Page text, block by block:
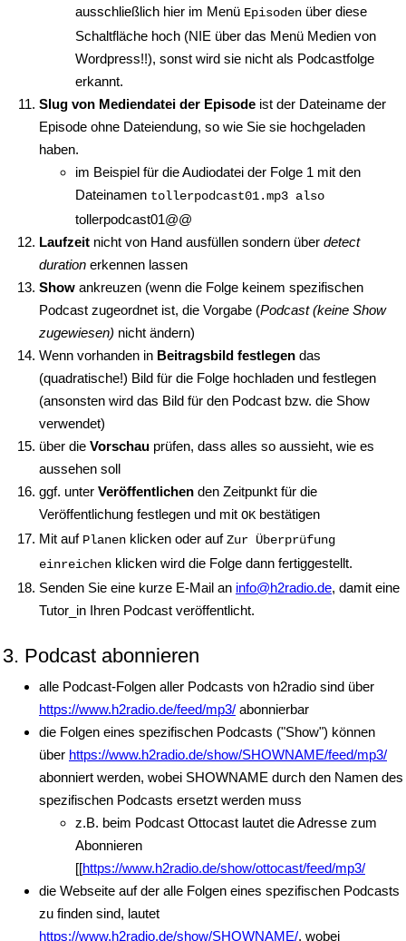
ausschließlich hier im Menü Episoden über diese
Schaltfläche hoch (NIE über das Menü Medien von
Wordpress!!), sonst wird sie nicht als Podcastfolge
erkannt.
Slug von Mediendatei der Episode ist der Dateiname der
Episode ohne Dateiendung, so wie Sie sie hochgeladen
haben.
im Beispiel für die Audiodatei der Folge 1 mit den
Dateinamen tollerpodcast01.mp3 also
tollerpodcast01@@
Laufzeit nicht von Hand ausfüllen sondern über detect
duration erkennen lassen
Show ankreuzen (wenn die Folge keinem spezifischen
Podcast zugeordnet ist, die Vorgabe (Podcast (keine Show
zugewiesen) nicht ändern)
Wenn vorhanden in Beitragsbild festlegen das
(quadratische!) Bild für die Folge hochladen und festlegen
(ansonsten wird das Bild für den Podcast bzw. die Show
verwendet)
über die Vorschau prüfen, dass alles so aussieht, wie es
aussehen soll
ggf. unter Veröffentlichen den Zeitpunkt für die
Veröffentlichung festlegen und mit OK bestätigen
Mit auf Planen klicken oder aufZur Überprüfung
einreichen klicken wird die Folge dann fertiggestellt.
Senden Sie eine kurze E-Mail an info@h2radio.de, damit eine
Tutor_in Ihren Podcast veröffentlicht.
3. Podcast abonnieren
alle Podcast-Folgen aller Podcasts von h2radio sind über
https://www.h2radio.de/feed/mp3/ abonnierbar
die Folgen eines spezifischen Podcasts ("Show") können
über https://www.h2radio.de/show/SHOWNAME/feed/mp3/
abonniert werden, wobei SHOWNAME durch den Namen des
spezifischen Podcasts ersetzt werden muss
z.B. beim Podcast Ottocast lautet die Adresse zum
Abonnieren
[[https://www.h2radio.de/show/ottocast/feed/mp3/
die Webseite auf der alle Folgen eines spezifischen Podcasts
zu finden sind, lautet
https://www.h2radio.de/show/SHOWNAME/, wobei